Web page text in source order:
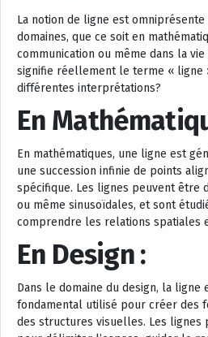
La notion de ligne est
domaines, que ce soit en
communication ou même dans la
signifie réellement le terme « ligne
différentes interprétations?
En
En mathématiques, une ligne est
une succession infinie de points
spécifique. Les lignes peuvent être
ou même sinusoïdales, et sont
comprendre les relations spatiales
En Design :
Dans le domaine du design, la ligne
fondamental utilisé pour créer des
des structures visuelles. Les lignes